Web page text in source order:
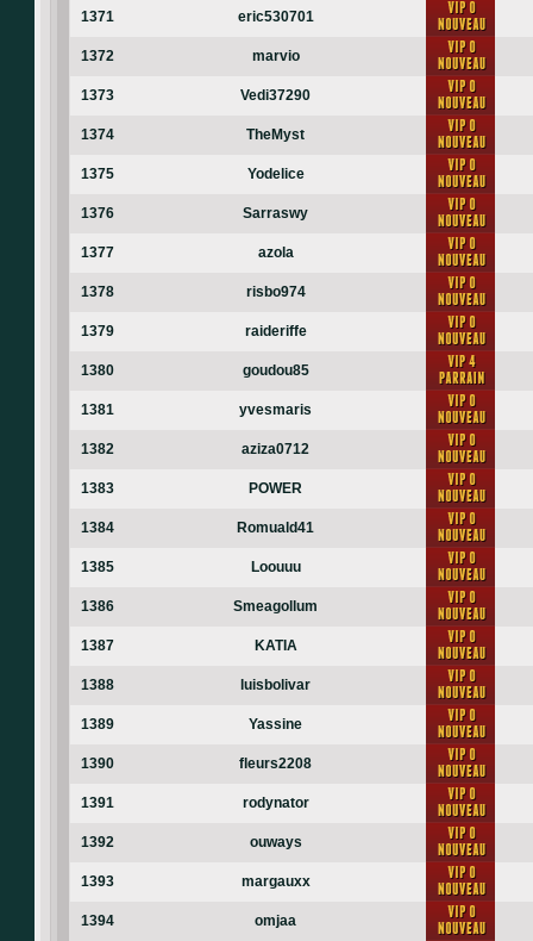
1371 eric530701
1372 marvio
1373 Vedi37290
1374 TheMyst
1375 Yodelice
1376 Sarraswy
1377 azola
1378 risbo974
1379 raideriffe
1380 goudou85
1381 yvesmaris
1382 aziza0712
1383 POWER
1384 Romuald41
1385 Loouuu
1386 Smeagollum
1387 KATIA
1388 luisbolivar
1389 Yassine
1390 fleurs2208
1391 rodynator
1392 ouways
1393 margauxx
1394 omjaa